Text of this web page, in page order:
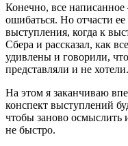
Конечно, все
ошибаться. Но отчасти
выступления, когда к
Сбера и рассказал, как
удивлены и говорили,
представляли и не хотели.
На этом я заканчиваю
конспект выступлений
чтобы заново осмыслить
не быстро.